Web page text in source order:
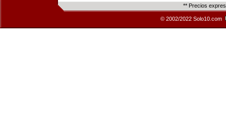
** Precios
© 2002/2022 Solo10.com